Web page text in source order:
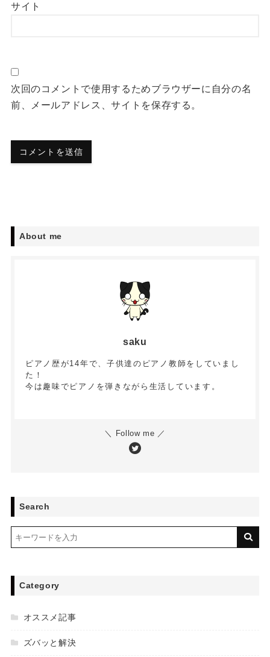
サイト
次回のコメントで使用するためブラウザーに自分の名
前、メールアドレス、サイトを保存する。
About me
saku
ピアノ歴が14年で、子供達のピアノ教師をしていまし
た！
今は趣味でピアノを弾きながら生活しています。
＼ Follow me ／
Search
Category
オススメ記事
ズバッと解決